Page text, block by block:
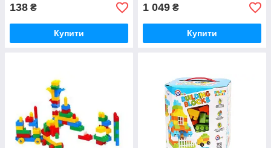
138 ₴
Купити
1 049 ₴
Купити